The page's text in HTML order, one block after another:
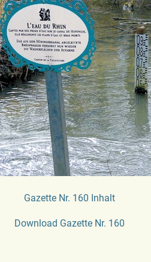
Gazette Nr. 160 Inhalt
Download Gazette Nr. 160